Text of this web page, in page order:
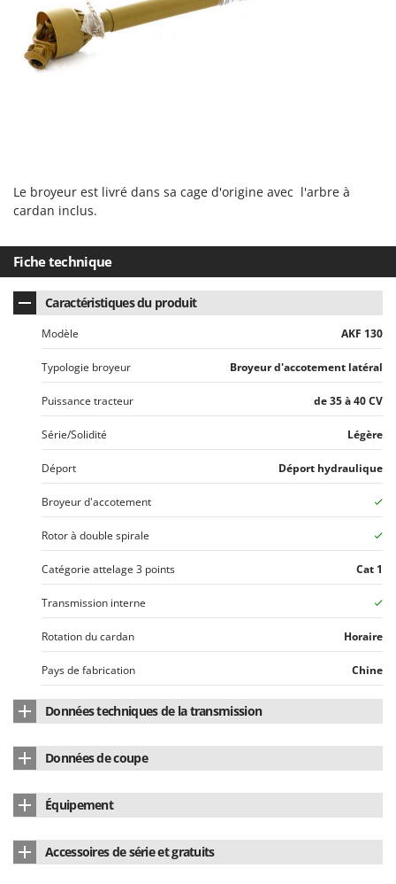
Omas
Ompagrill
Ooni
Palumbo Pavi
Paterlini
Pramac
Prismafood
Rato
Reber
Redback
Resto Italia
Ribimex
Ripartrak
Ritter
River Systems
Robomow
Rossofuoco
Rover Pompe
Royal Food
S
Santos
Sbaraglia
Schnitzer
Le broyeur est livré dans sa cage d'origine avec l'arbre à
cardan inclus.
Fiche technique
Caractéristiques du produit
Modèle AKF 130
Typologie broyeur Broyeur d'accotement latéral
Puissance tracteur de 35 à 40 CV
Série/Solidité Légère
Déport Déport hydraulique
Broyeur d'accotement
Rotor à double spirale
Catégorie attelage 3 points Cat 1
Transmission interne
Rotation du cardan Horaire
Pays de fabrication Chine
Données techniques de la transmission
Courroies de transmission latérale 3
Données de coupe
Ø bois à broyer jusqu'à 25 mm
Nombre de lames
Équipement
Vérin hydraulique de déport oui
Accessoires de série et gratuits